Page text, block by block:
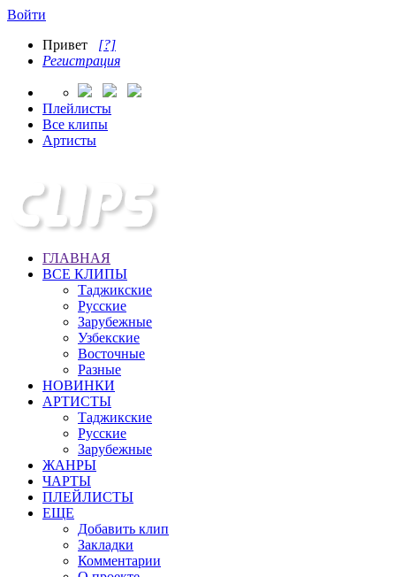
Войти
Привет [?]
Регистрация
Плейлисты
Все клипы
Артисты
ГЛАВНАЯ
ВСЕ КЛИПЫ
Таджикские
Русские
Зарубежные
Узбекские
Восточные
Разные
НОВИНКИ
АРТИСТЫ
Таджикские
Русские
Зарубежные
ЖАНРЫ
ЧАРТЫ
ПЛЕЙЛИСТЫ
ЕЩЕ
Добавить клип
Закладки
Комментарии